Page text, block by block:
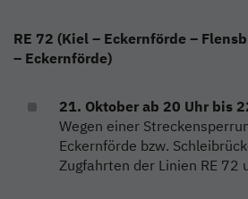
RE 72 (Kiel – Eckernförde –
– Eckernförde)
21. Oktober ab 20 Uhr bis
Wegen einer
Eckernförde bzw.
Zugfahrten der Linien RE 72